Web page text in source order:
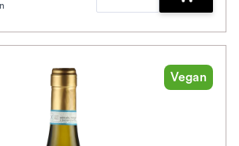
Zum
Vegan